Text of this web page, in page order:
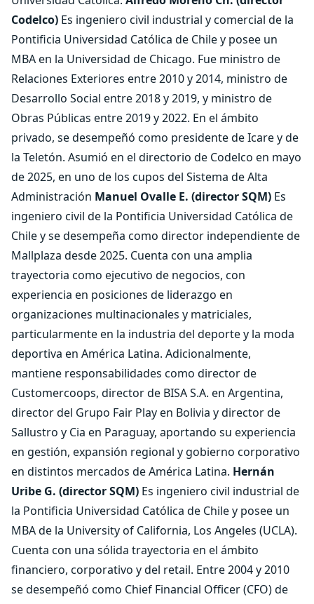
Codelco) Es ingeniero civil industrial y comercial de la
Pontificia Universidad Católica de Chile y posee un
MBA en la Universidad de Chicago. Fue ministro de
Relaciones Exteriores entre 2010 y 2014, ministro de
Desarrollo Social entre 2018 y 2019, y ministro de
Obras Públicas entre 2019 y 2022. En el ámbito
privado, se desempeñó como presidente de Icare y de
la Teletón. Asumió en el directorio de Codelco en mayo
de 2025, en uno de los cupos del Sistema de Alta
Administración Manuel Ovalle E. (director SQM) Es
ingeniero civil de la Pontificia Universidad Católica de
Chile y se desempeña como director independiente de
Mallplaza desde 2025. Cuenta con una amplia
trayectoria como ejecutivo de negocios, con
experiencia en posiciones de liderazgo en
organizaciones multinacionales y matriciales,
particularmente en la industria del deporte y la moda
deportiva en América Latina. Adicionalmente,
mantiene responsabilidades como director de
Customercoops, director de BISA S.A. en Argentina,
director del Grupo Fair Play en Bolivia y director de
Sallustro y Cia en Paraguay, aportando su experiencia
en gestión, expansión regional y gobierno corporativo
en distintos mercados de América Latina. Hernán
Uribe G. (director SQM) Es ingeniero civil industrial de
la Pontificia Universidad Católica de Chile y posee un
MBA de la University of California, Los Angeles (UCLA).
Cuenta con una sólida trayectoria en el ámbito
financiero, corporativo y del retail. Entre 2004 y 2010
se desempeñó como Chief Financial Officer (CFO) de